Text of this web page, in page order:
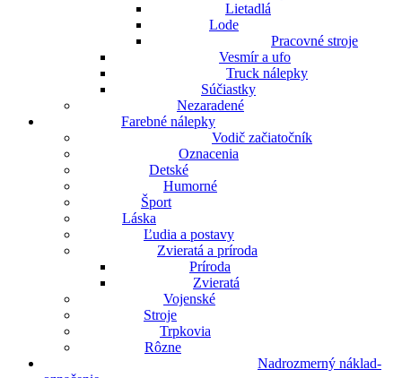
Lietadlá
Lode
Pracovné stroje
Vesmír a ufo
Truck nálepky
Súčiastky
Nezaradené
Farebné nálepky
Vodič začiatočník
Oznacenia
Detské
Humorné
Šport
Láska
Ľudia a postavy
Zvieratá a príroda
Príroda
Zvieratá
Vojenské
Stroje
Trpkovia
Rôzne
Nadrozmerný náklad-